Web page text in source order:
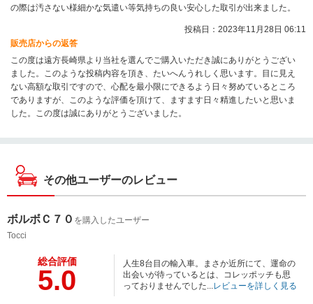
の際は汚さない様細かな気遣い等気持ちの良い安心した取引が出来ました。
投稿日：2023年11月28日 06:11
販売店からの返答
この度は遠方長崎県より当社を選んでご購入いただき誠にありがとうござい
ました。このような投稿内容を頂き、たいへんうれしく思います。目に見え
ない高額な取引ですので、心配を最小限にできるよう日々努めているところ
でありますが、このような評価を頂けて、ますます日々精進したいと思いま
した。この度は誠にありがとうございました。
その他ユーザーのレビュー
ボルボＣ７０ を購入したユーザー
Tocci
総合評価
5.0
人生8台目の輸入車。まさか近所にて、運命の
出会いが待っているとは、コレッポッチも思
っておりませんでした...レビューを詳しく見る